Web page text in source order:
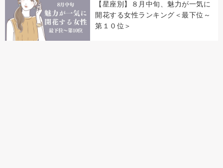
【星座別】８月中旬、魅力が一気に
開花する女性ランキング＜最下位～
第１０位＞